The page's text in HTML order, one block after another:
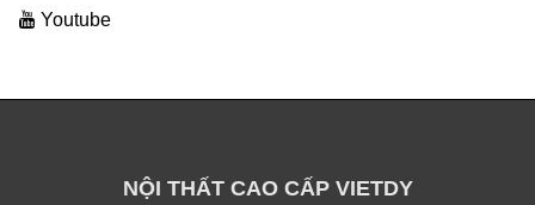
Youtube
NỘI THẤT CAO CẤP VIETDY